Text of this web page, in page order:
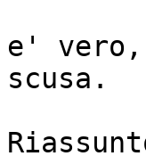
e' vero,
scusa.